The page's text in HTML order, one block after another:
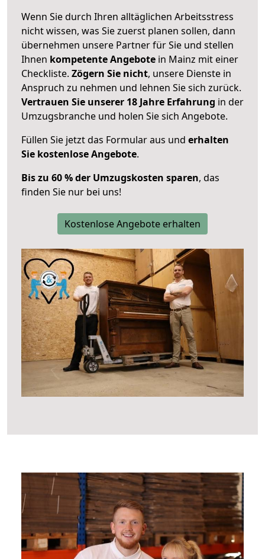
Wenn Sie durch Ihren alltäglichen Arbeitsstress
nicht wissen, was Sie zuerst planen sollen, dann
übernehmen unsere Partner für Sie und stellen
Ihnen kompetente Angebote in Mainz mit einer
Checkliste. Zögern Sie nicht, unsere Dienste in
Anspruch zu nehmen und lehnen Sie sich zurück.
Vertrauen Sie unserer 18 Jahre Erfahrung in der
Umzugsbranche und holen Sie sich Angebote.
Füllen Sie jetzt das Formular aus und erhalten
Sie kostenlose Angebote.
Bis zu 60 % der Umzugskosten sparen, das
finden Sie nur bei uns!
Kostenlose Angebote erhalten